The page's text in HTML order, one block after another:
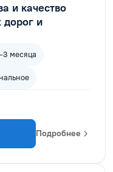
и качество
дорог и
месяца
Подробнее